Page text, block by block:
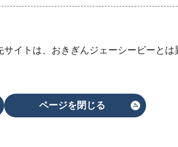
イトは、おきぎんジェーシービーとは
ページを閉じる